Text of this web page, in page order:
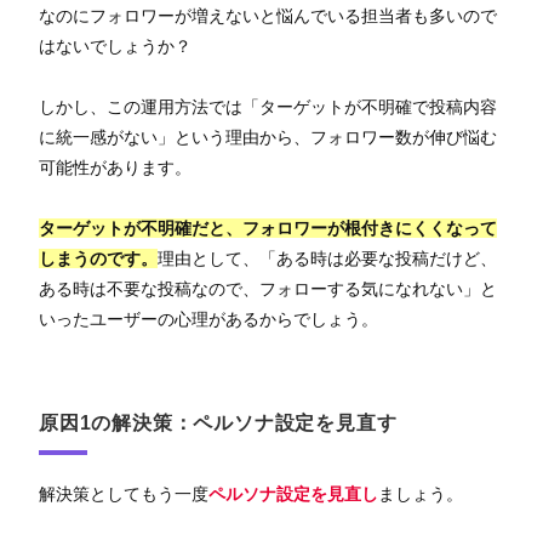
なのにフォロワーが増えないと悩んでいる担当者も多いので
はないでしょうか？
しかし、この運用方法では「ターゲットが不明確で投稿内容
に統一感がない」という理由から、フォロワー数が伸び悩む
可能性があります。
ターゲットが不明確だと、フォロワーが根付きにくくなって
しまうのです。 理由として、「ある時は必要な投稿だけど、
ある時は不要な投稿なので、フォローする気になれない」と
いったユーザーの心理があるからでしょう。
原因1の解決策：ペルソナ設定を見直す
解決策としてもう一度ペルソナ設定を見直し ましょう。